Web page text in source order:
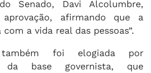
Senado, Davi Alcolumbre,
afirmando que a
a vida real das pessoas”.
foi elogiada por
da base governista, que